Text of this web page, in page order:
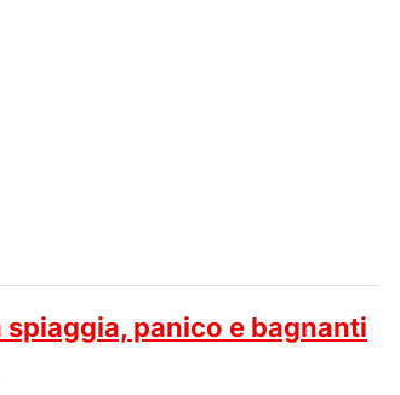
spiaggia, panico e bagnanti